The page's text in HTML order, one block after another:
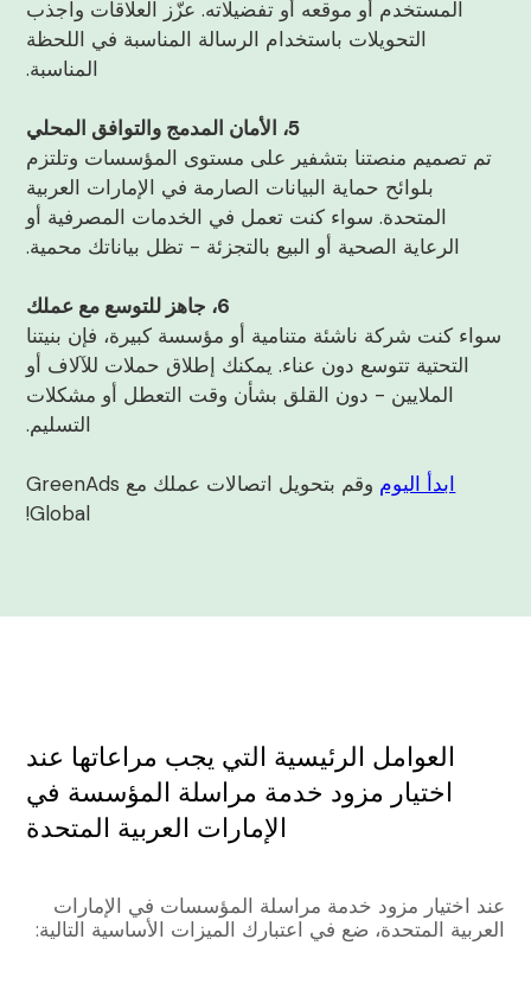
المستخدم أو موقعه أو تفضيلاته. عزّز العلاقات واجذب
التحويلات باستخدام الرسالة المناسبة في اللحظة
المناسبة.
5، الأمان المدمج والتوافق المحلي
تم تصميم منصتنا بتشفير على مستوى المؤسسات وتلتزم
بلوائح حماية البيانات الصارمة في الإمارات العربية
المتحدة. سواء كنت تعمل في الخدمات المصرفية أو
الرعاية الصحية أو البيع بالتجزئة - تظل بياناتك محمية.
6، جاهز للتوسع مع عملك
سواء كنت شركة ناشئة متنامية أو مؤسسة كبيرة، فإن بنيتنا
التحتية تتوسع دون عناء. يمكنك إطلاق حملات للآلاف أو
الملايين - دون القلق بشأن وقت التعطل أو مشكلات
التسليم.
ابدأ اليوم
وقم بتحويل اتصالات عملك مع GreenAds
Global!
العوامل الرئيسية التي يجب مراعاتها عند
اختيار مزود خدمة مراسلة المؤسسة في
الإمارات العربية المتحدة
عند اختيار مزود خدمة مراسلة المؤسسات في الإمارات
العربية المتحدة، ضع في اعتبارك الميزات الأساسية التالية: